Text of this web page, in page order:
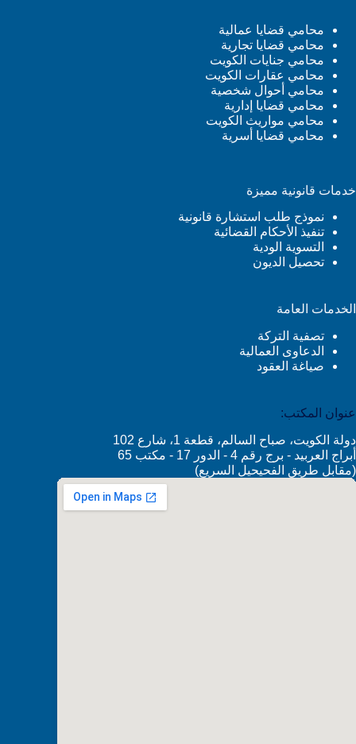
محامي قضايا عمالية
محامي قضايا تجارية
محامي جنايات الكويت
محامي عقارات الكويت
محامي أحوال شخصية
محامي قضايا إدارية
محامي مواريث الكويت
محامي قضايا أسرية
خدمات قانونية مميزة
نموذج طلب استشارة قانونية
تنفيذ الأحكام القضائية
التسوية الودية
تحصيل الديون
الخدمات العامة
تصفية التركة
الدعاوى العمالية
صياغة العقود
عنوان المكتب:
دولة الكويت، صباح السالم، قطعة 1، شارع 102
أبراج العربيد - برج رقم 4 - الدور 17 - مكتب 65
(مقابل طريق الفحيحيل السريع)